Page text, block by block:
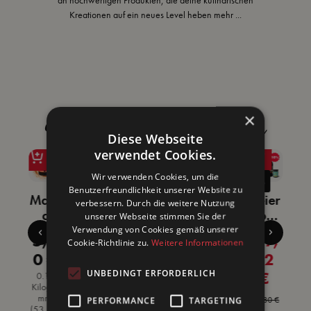
Kreationen auf ein neues Level heben mehr ...
Das könnte dir auch gefallen
Preis:
Magi
c
Dust
Gew
ürzm
ix
0.11
Kilogra
mm
Regulärer Preis:
5,9
0 €
%
Bierk
iste
Dopp
elpac
Verkaufspreis:
19,
€ Regulärer Preis:
21,80 €
%
Bier
Delu
xe
Bund
Verkaufspreis:
18,
€ Regulärer Preis:
22,90 €
%
AKTI
ON
Bier
&
Bund
Verkaufspreis:
37,
€
Regulärer Preis:
46,70 €
Feier
aben
d
Bund
le
19,
62
€
21,80 €
×
Diese Webseite
verwendet Cookies.
Wir verwenden Cookies, um die
Benutzerfreundlichkeit unserer Website zu
verbessern. Durch die weitere Nutzung
unserer Webseite stimmen Sie der
Verwendung von Cookies gemäß unserer
Cookie-Richtlinie zu.Weitere Informationen
UNBEDINGT ERFORDERLICH
PERFORMANCE TARGETING